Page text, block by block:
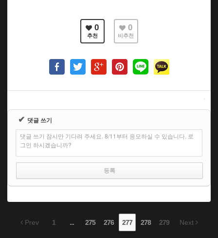
0
추천
0
비추천
✔ 댓글 쓰기
댓글 쓰기 잠시만 기다려 주세요. 8/11부터 응모하실 수 있습니다. 로
그인 하시겠습니까?
Prev 1 ... 275 276 277 278 279 Next